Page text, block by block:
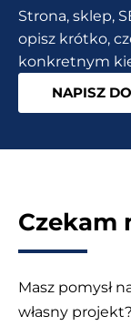
pól
niestandardowych
bez
kodowania
Strona, sklep,
opisz krótko,
konkretnym
NAPISZ
Czekam
Masz pomysł
własny projekt?